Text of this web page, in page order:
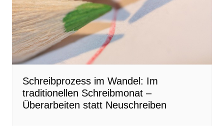
Schreibprozess im Wandel: Im
traditionellen Schreibmonat –
Überarbeiten statt Neuschreiben